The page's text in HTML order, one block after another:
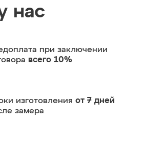
нас
при заключении
всего 10%
изготовления от 7 дней
замера